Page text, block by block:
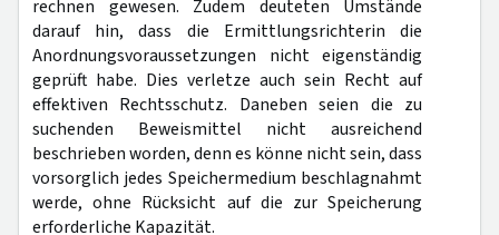
rechnen gewesen. Zudem deuteten Umstände
darauf hin, dass die Ermittlungsrichterin die
Anordnungsvoraussetzungen nicht eigenständig
geprüft habe. Dies verletze auch sein Recht auf
effektiven Rechtsschutz. Daneben seien die zu
suchenden Beweismittel nicht ausreichend
beschrieben worden, denn es könne nicht sein, dass
vorsorglich jedes Speichermedium beschlagnahmt
werde, ohne Rücksicht auf die zur Speicherung
erforderliche Kapazität.